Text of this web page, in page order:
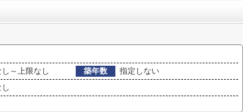
～上限なし 築年数
指定しない